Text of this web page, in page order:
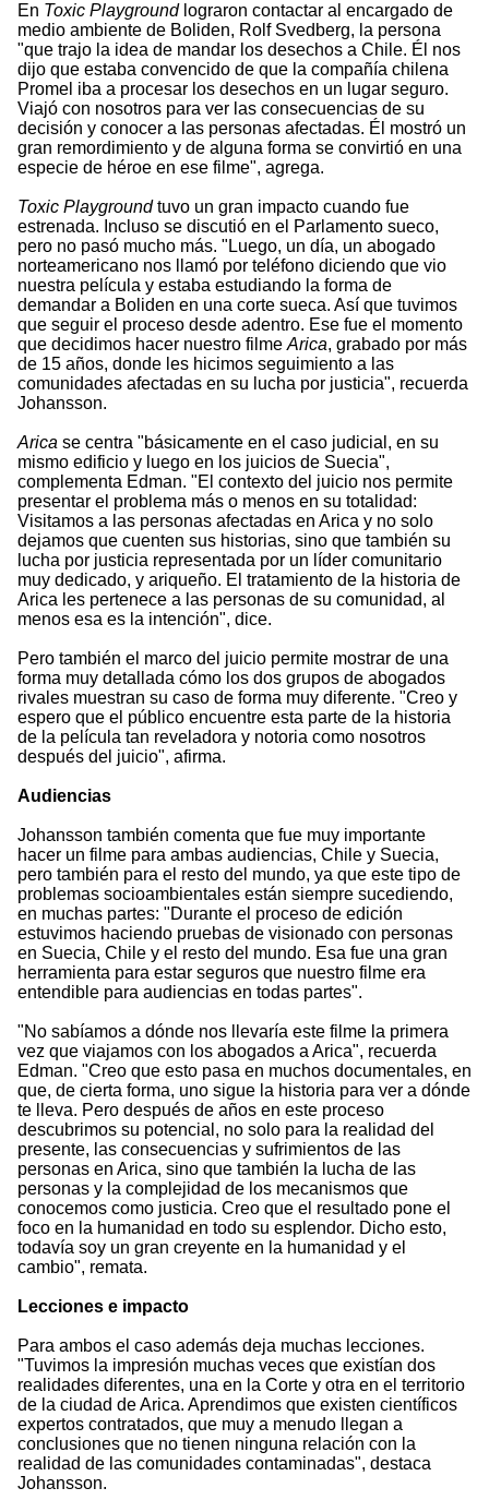
En Toxic Playgroundlograron contactar al encargado de
medio ambiente de Boliden, Rolf Svedberg, la persona
"que trajo la idea de mandar los desechos a Chile. Él nos
dijo que estaba convencido de que la compañía chilena
Promel iba a procesar los desechos en un lugar seguro.
Viajó con nosotros para ver las consecuencias de su
decisión y conocer a las personas afectadas. Él mostró un
gran remordimiento y de alguna forma se convirtió en una
especie de héroe en ese filme", agrega.
Toxic Playgroundtuvo un gran impacto cuando fue
estrenada. Incluso se discutió en el Parlamento sueco,
pero no pasó mucho más. "Luego, un día, un abogado
norteamericano nos llamó por teléfono diciendo que vio
nuestra película y estaba estudiando la forma de
demandar a Boliden en una corte sueca. Así que tuvimos
que seguir el proceso desde adentro. Ese fue el momento
que decidimos hacer nuestro filme Arica, grabado por más
de 15 años, donde les hicimos seguimiento a las
comunidades afectadas en su lucha por justicia", recuerda
Johansson.
Arica se centra "básicamente en el caso judicial, en su
mismo edificio y luego en los juicios de Suecia",
complementa Edman. "El contexto del juicio nos permite
presentar el problema más o menos en su totalidad:
Visitamos a las personas afectadas en Arica y no solo
dejamos que cuenten sus historias, sino que también su
lucha por justicia representada por un líder comunitario
muy dedicado, y ariqueño. El tratamiento de la historia de
Arica les pertenece a las personas de su comunidad, al
menos esa es la intención", dice.
Pero también el marco del juicio permite mostrar de una
forma muy detallada cómo los dos grupos de abogados
rivales muestran su caso de forma muy diferente. "Creo y
espero que el público encuentre esta parte de la historia
de la película tan reveladora y notoria como nosotros
después del juicio", afirma.
Audiencias
Johansson también comenta que fue muy importante
hacer un filme para ambas audiencias, Chile y Suecia,
pero también para el resto del mundo, ya que este tipo de
problemas socioambientales están siempre sucediendo,
en muchas partes: "Durante el proceso de edición
estuvimos haciendo pruebas de visionado con personas
en Suecia, Chile y el resto del mundo. Esa fue una gran
herramienta para estar seguros que nuestro filme era
entendible para audiencias en todas partes".
"No sabíamos a dónde nos llevaría este filme la primera
vez que viajamos con los abogados a Arica", recuerda
Edman. "Creo que esto pasa en muchos documentales, en
que, de cierta forma, uno sigue la historia para ver a dónde
te lleva. Pero después de años en este proceso
descubrimos su potencial, no solo para la realidad del
presente, las consecuencias y sufrimientos de las
personas en Arica, sino que también la lucha de las
personas y la complejidad de los mecanismos que
conocemos como justicia. Creo que el resultado pone el
foco en la humanidad en todo su esplendor. Dicho esto,
todavía soy un gran creyente en la humanidad y el
cambio", remata.
Lecciones e impacto
Para ambos el caso además deja muchas lecciones.
"Tuvimos la impresión muchas veces que existían dos
realidades diferentes, una en la Corte y otra en el territorio
de la ciudad de Arica. Aprendimos que existen científicos
expertos contratados, que muy a menudo llegan a
conclusiones que no tienen ninguna relación con la
realidad de las comunidades contaminadas", destaca
Johansson.